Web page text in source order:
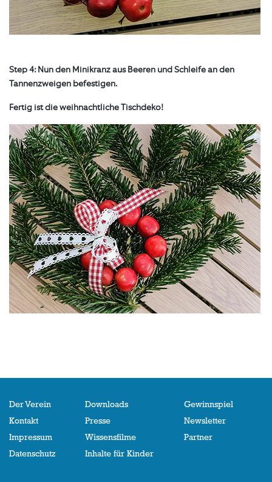
Step 4: Nun den Minikranz aus Beeren und Schleife an den
Tannenzweigen befestigen.
Fertig ist die weihnachtliche Tischdeko!
Der Verein
Kontakt
Impressum
Datenschutz
Downloads
Presse
Wissensfilme
Inhalte für Kinder
Gewinnspiel
Newsletter
Partner